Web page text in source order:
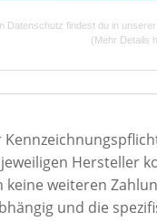
Datenschutz findest du in unserer
(Mehr Details
Hersteller
weiteren
und die